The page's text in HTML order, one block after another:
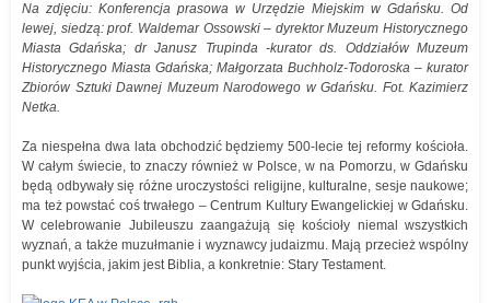
Na zdjęciu: Konferencja prasowa w Urzędzie Miejskim w Gdańsku. Od
lewej, siedzą: prof. Waldemar Ossowski – dyrektor Muzeum Historycznego
Miasta Gdańska; dr Janusz Trupinda -kurator ds. Oddziałów Muzeum
Historycznego Miasta Gdańska; Małgorzata Buchholz-Todoroska – kurator
Zbiorów Sztuki Dawnej Muzeum Narodowego w Gdańsku. Fot. Kazimierz
Netka.
Za niespełna dwa lata obchodzić będziemy 500-lecie tej reformy kościoła.
W całym świecie, to znaczy również w Polsce, w na Pomorzu, w Gdańsku
będą odbywały się różne uroczystości religijne, kulturalne, sesje naukowe;
ma też powstać coś trwałego – Centrum Kultury Ewangelickiej w Gdańsku.
W celebrowanie Jubileuszu zaangażują się kościoły niemal wszystkich
wyznań, a także muzułmanie i wyznawcy judaizmu. Mają przecież wspólny
punkt wyjścia, jakim jest Biblia, a konkretnie: Stary Testament.